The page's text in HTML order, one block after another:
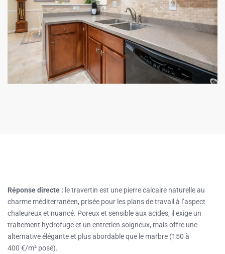
Réponse directe : le travertin est une pierre calcaire naturelle au
charme méditerranéen, prisée pour les plans de travail à l’aspect
chaleureux et nuancé. Poreux et sensible aux acides, il exige un
traitement hydrofuge et un entretien soigneux, mais offre une
alternative élégante et plus abordable que le marbre (150 à
400 €/m² posé).